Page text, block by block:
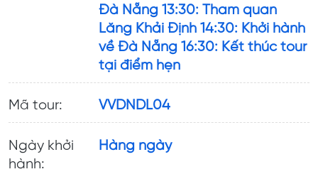
Đà Nẵng 13:30: Tham quan
Lăng Khải Định 14:30: Khởi hành
về Đà Nẵng 16:30: Kết thúc tour
tại điểm hẹn
Mã tour: VVDNDL04
Ngày khởi
hành:
Hàng ngày